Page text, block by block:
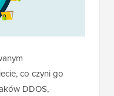
co czyni go
DDOS,